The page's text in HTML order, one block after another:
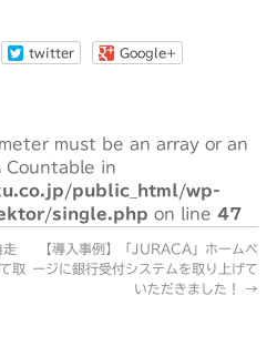
twitter Google+
must be an array or an
in
public_html/wp-
single.php on line47
走
取
【導入事例】「JURACA」ホームペ
ージに銀行受付システムを取り上げて
いただきました！
→